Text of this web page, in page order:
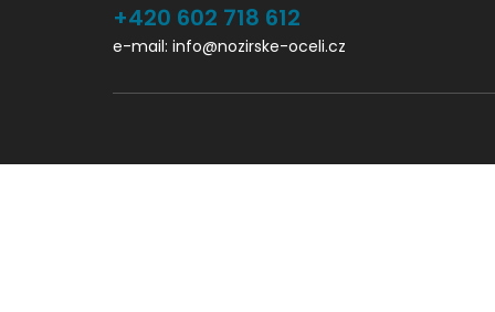
+420 602 718 612
e-mail: info@nozirske-oceli.cz